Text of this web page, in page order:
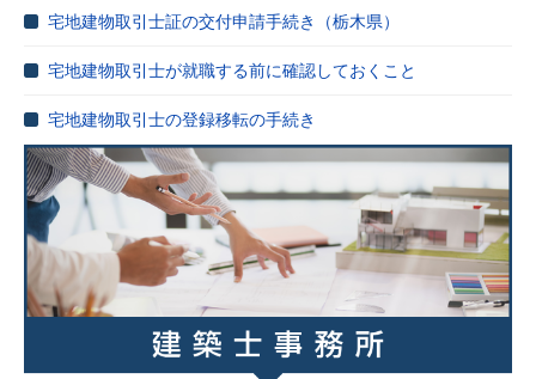
宅地建物取引士証の交付申請手続き（栃木県）
宅地建物取引士が就職する前に確認しておくこと
宅地建物取引士の登録移転の手続き